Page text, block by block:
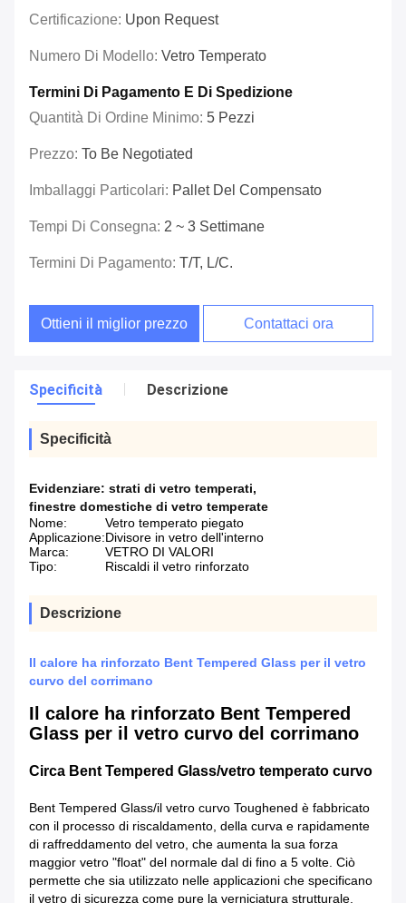
Certificazione: Upon Request
Numero Di Modello: Vetro Temperato
Termini Di Pagamento E Di Spedizione
Quantità Di Ordine Minimo: 5 Pezzi
Prezzo: To Be Negotiated
Imballaggi Particolari: Pallet Del Compensato
Tempi Di Consegna: 2 ~ 3 Settimane
Termini Di Pagamento: T/T, L/C.
Ottieni il miglior prezzo Contattaci ora
Specificità Descrizione
Specificità
Evidenziare: strati di vetro temperati,
finestre domestiche di vetro temperate
Nome:
Vetro temperato piegato
Applicazione:Divisore in vetro dell'interno
Marca:
VETRO DI VALORI
Tipo:
Riscaldi il vetro rinforzato
Descrizione
Il calore ha rinforzato Bent Tempered Glass per il vetro
curvo del corrimano
Il calore ha rinforzato Bent Tempered
Glass per il vetro curvo del corrimano
Circa Bent Tempered Glass/vetro temperato curvo
Bent Tempered Glass/il vetro curvo Toughened è fabbricato
con il processo di riscaldamento, della curva e rapidamente
di raffreddamento del vetro, che aumenta la sua forza
maggior vetro "float" del normale dal di fino a 5 volte. Ciò
permette che sia utilizzato nelle applicazioni che specificano
il vetro di sicurezza come pure la verniciatura strutturale.